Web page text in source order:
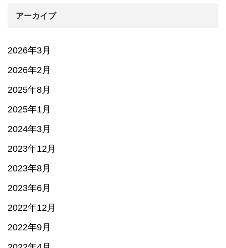
アーカイブ
2026年3月
2026年2月
2025年8月
2025年1月
2024年3月
2023年12月
2023年8月
2023年6月
2022年12月
2022年9月